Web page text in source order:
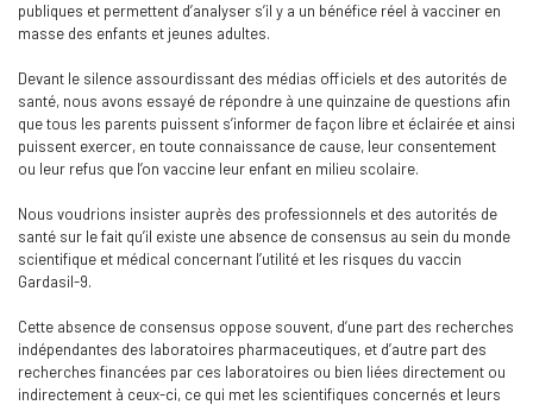
publiques et permettent d’analyser s’il y a un bénéfice réel à vacciner en
masse des enfants et jeunes adultes.
Devant le silence assourdissant des médias officiels et des autorités de
santé, nous avons essayé de répondre à une quinzaine de questions afin
que tous les parents puissent s’informer de façon libre et éclairée et ainsi
puissent exercer, en toute connaissance de cause, leur consentement
ou leur refus que l’on vaccine leur enfant en milieu scolaire.
Nous voudrions insister auprès des professionnels et des autorités de
santé sur le fait qu’il existe une absence de consensus au sein du monde
scientifique et médical concernant l’utilité et les risques du vaccin
Gardasil-9.
Cette absence de consensus oppose souvent, d’une part des recherches
indépendantes des laboratoires pharmaceutiques, et d’autre part des
recherches financées par ces laboratoires ou bien liées directement ou
indirectement à ceux-ci, ce qui met les scientifiques concernés et leurs